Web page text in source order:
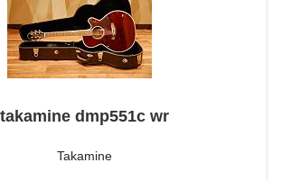
takamine dmp551c wr
Takamine